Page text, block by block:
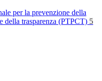
per la prevenzione della
della trasparenza (PTPCT) 5